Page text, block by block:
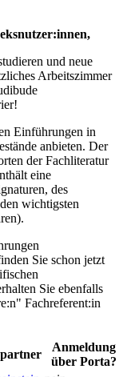
und neue
Arbeitszimmer
Einführungen in
anbieten. Der
der Fachliteratur
eine
des
wichtigsten
Sie schon jetzt
Sie ebenfalls
Fachreferent:in
Anmeldung
über Porta?